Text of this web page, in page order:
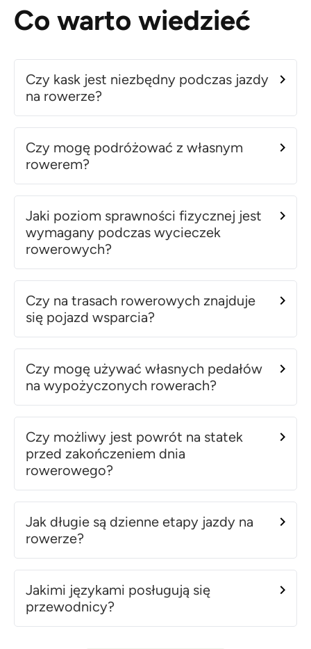
Co warto wiedzieć
Czy kask jest niezbędny podczas jazdy
na rowerze?
Czy mogę podróżować z własnym
rowerem?
Jaki poziom sprawności fizycznej jest
wymagany podczas wycieczek
rowerowych?
Czy na trasach rowerowych znajduje
się pojazd wsparcia?
Czy mogę używać własnych pedałów
na wypożyczonych rowerach?
Czy możliwy jest powrót na statek
przed zakończeniem dnia
rowerowego?
Jak długie są dzienne etapy jazdy na
rowerze?
Jakimi językami posługują się
przewodnicy?